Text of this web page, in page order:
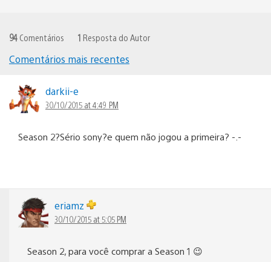
94 Comentários 1 Resposta do Autor
de
comentários
Comentários mais recentes
darkii-e
30/10/2015 at 4:49 PM
Season 2?Sério sony?e quem não jogou a primeira? -.-
eriamz
30/10/2015 at 5:05 PM
Season 2, para você comprar a Season 1 😉